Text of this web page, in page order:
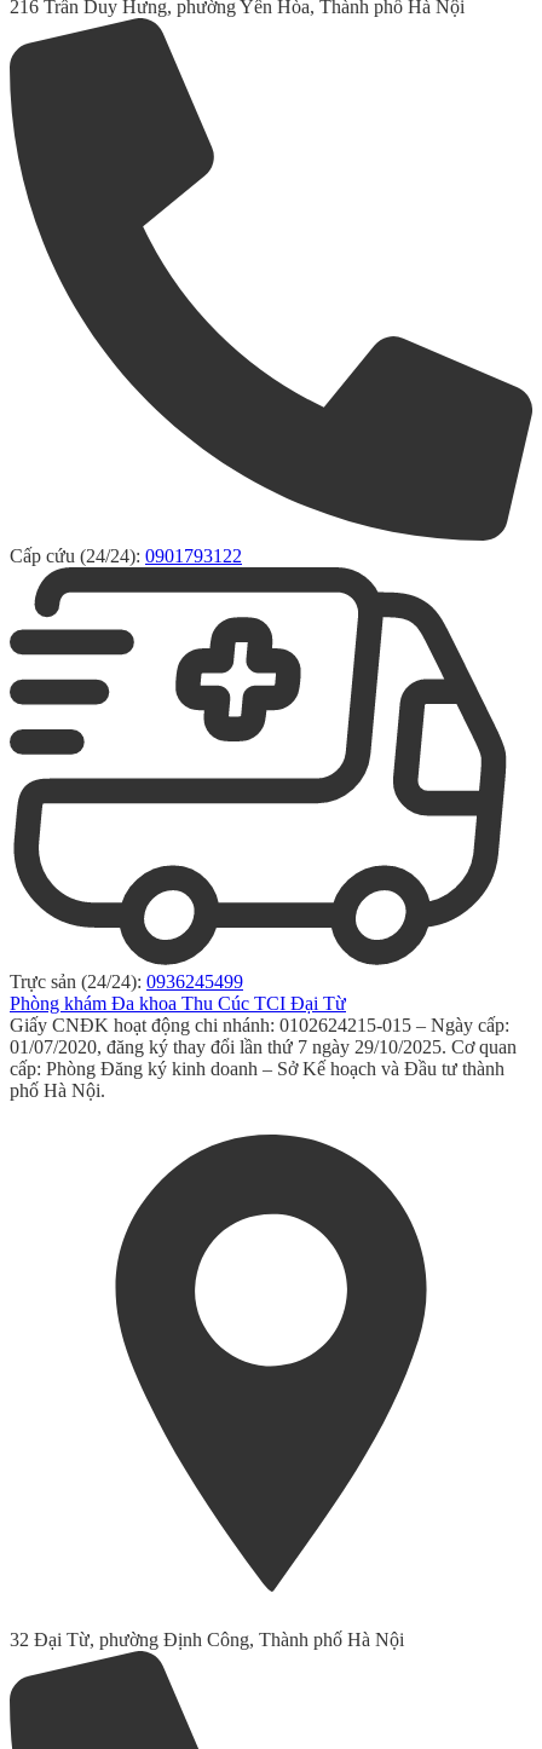
216 Trần Duy Hưng, phường Yên Hòa, Thành phố Hà Nội
Cấp cứu (24/24): 0901793122
Trực sản (24/24): 0936245499
Phòng khám Đa khoa Thu Cúc TCI Đại Từ
Giấy CNĐK hoạt động chi nhánh: 0102624215-015 – Ngày cấp:
01/07/2020, đăng ký thay đổi lần thứ 7 ngày 29/10/2025. Cơ quan
cấp: Phòng Đăng ký kinh doanh – Sở Kế hoạch và Đầu tư thành
phố Hà Nội.
32 Đại Từ, phường Định Công, Thành phố Hà Nội